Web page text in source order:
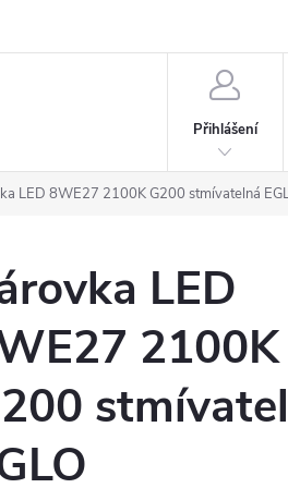
Přihlášení
LED 8WE27 2100K G200 stmívatelná
LED
2100K